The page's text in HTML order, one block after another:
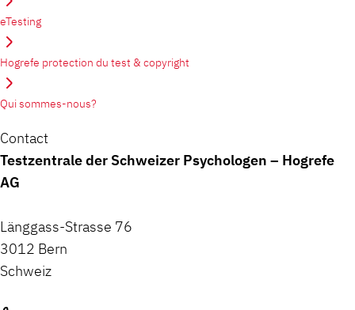
eTesting
Hogrefe protection du test & copyright
Qui sommes-nous?
Contact
Testzentrale der Schweizer Psychologen – Hogrefe
AG
Länggass-Strasse 76
3012 Bern
Schweiz